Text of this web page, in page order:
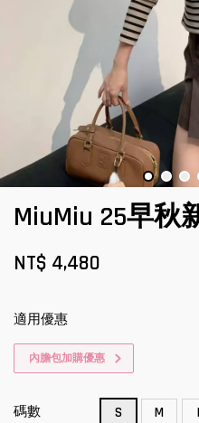
MiuMiu 25早秋
NT$ 4,480
適用優惠
內膽包加購優惠
碼數 S M